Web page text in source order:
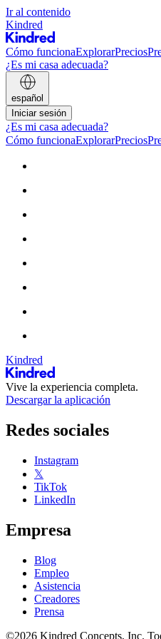
Ir al contenido
Kindred
Cómo funcionaExplorarPrecios
¿Es mi casa adecuada?
español
Iniciar sesión
¿Es mi casa adecuada?
Cómo funcionaExplorarPrecios
Kindred
Vive la experiencia completa.
Descargar la aplicación
Redes sociales
Instagram
𝕏
TikTok
LinkedIn
Empresa
Blog
Empleo
Asistencia
Creadores
Prensa
©2026 Kindred Concepts, Inc.